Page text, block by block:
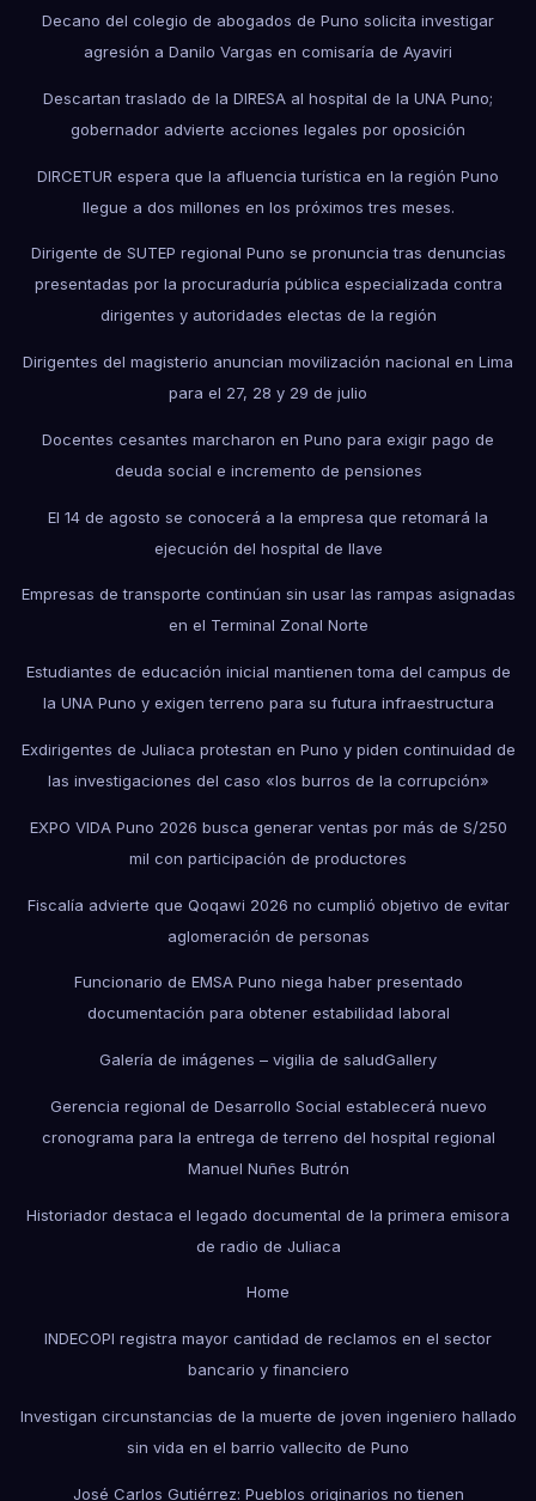
Decano del colegio de abogados de Puno solicita investigar
agresión a Danilo Vargas en comisaría de Ayaviri
Descartan traslado de la DIRESA al hospital de la UNA Puno;
gobernador advierte acciones legales por oposición
DIRCETUR espera que la afluencia turística en la región Puno
llegue a dos millones en los próximos tres meses.
Dirigente de SUTEP regional Puno se pronuncia tras denuncias
presentadas por la procuraduría pública especializada contra
dirigentes y autoridades electas de la región
Dirigentes del magisterio anuncian movilización nacional en Lima
para el 27, 28 y 29 de julio
Docentes cesantes marcharon en Puno para exigir pago de
deuda social e incremento de pensiones
El 14 de agosto se conocerá a la empresa que retomará la
ejecución del hospital de Ilave
Empresas de transporte continúan sin usar las rampas asignadas
en el Terminal Zonal Norte
Estudiantes de educación inicial mantienen toma del campus de
la UNA Puno y exigen terreno para su futura infraestructura
Exdirigentes de Juliaca protestan en Puno y piden continuidad de
las investigaciones del caso «los burros de la corrupción»
EXPO VIDA Puno 2026 busca generar ventas por más de S/250
mil con participación de productores
Fiscalía advierte que Qoqawi 2026 no cumplió objetivo de evitar
aglomeración de personas
Funcionario de EMSA Puno niega haber presentado
documentación para obtener estabilidad laboral
Galería de imágenes – vigilia de saludGallery
Gerencia regional de Desarrollo Social establecerá nuevo
cronograma para la entrega de terreno del hospital regional
Manuel Nuñes Butrón
Historiador destaca el legado documental de la primera emisora
de radio de Juliaca
Home
INDECOPI registra mayor cantidad de reclamos en el sector
bancario y financiero
Investigan circunstancias de la muerte de joven ingeniero hallado
sin vida en el barrio vallecito de Puno
José Carlos Gutiérrez: Pueblos originarios no tienen